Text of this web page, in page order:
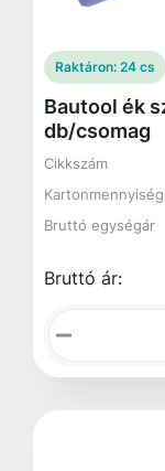
Raktáron: 24 cs
Bautool ék
db/csomag
Cikkszám
Kartonmennyiség
Bruttó egységár
Bruttó ár: